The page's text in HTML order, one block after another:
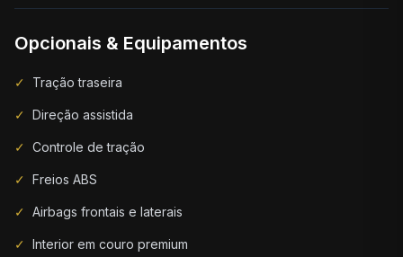
Opcionais & Equipamentos
✓ Tração traseira
✓ Direção assistida
✓ Controle de tração
✓ Freios ABS
✓ Airbags frontais e laterais
✓ Interior em couro premium